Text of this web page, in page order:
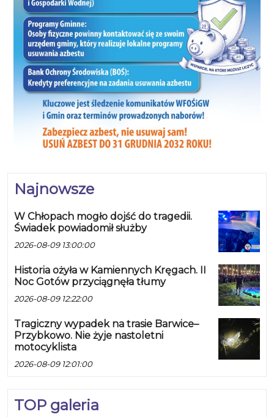
Najnowsze
W Chłopach mogło dojść do tragedii.
Świadek powiadomił służby
2026-08-09 13:00:00
Historia ożyła w Kamiennych Kręgach. II
Noc Gotów przyciągnęła tłumy
2026-08-09 12:22:00
Tragiczny wypadek na trasie Barwice–
Przybkowo. Nie żyje nastoletni
motocyklista
2026-08-09 12:01:00
TOP galeria